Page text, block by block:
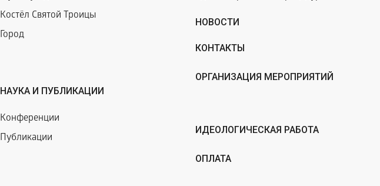
Костёл Святой Троицы
Город
НАУКА И ПУБЛИКАЦИИ
Конференции
Публикации
НОВОСТИ
КОНТАКТЫ
ОРГАНИЗАЦИЯ МЕРОПРИЯТИЙ
ОПЛАТА
ИДЕОЛОГИЧЕСКАЯ РАБОТА